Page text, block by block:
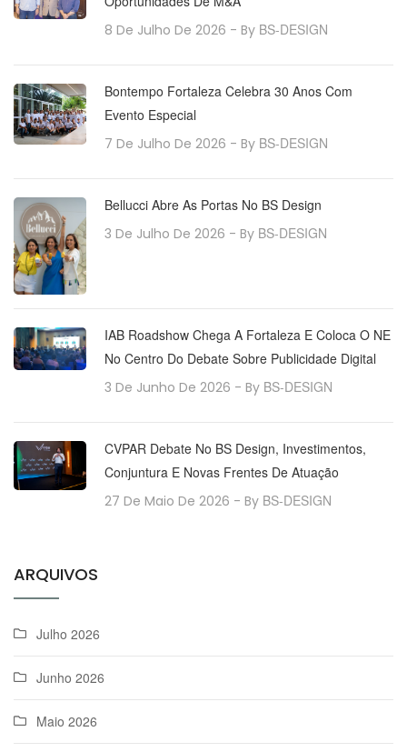
8 De Julho De 2026 - By BS-DESIGN
Bontempo Fortaleza Celebra 30 Anos Com
Evento Especial
7 De Julho De 2026 - By BS-DESIGN
Bellucci Abre As Portas No BS Design
3 De Julho De 2026 - By BS-DESIGN
IAB Roadshow Chega A Fortaleza E Coloca O NE
No Centro Do Debate Sobre Publicidade Digital
3 De Junho De 2026 - By BS-DESIGN
CVPAR Debate No BS Design, Investimentos,
Conjuntura E Novas Frentes De Atuação
27 De Maio De 2026 - By BS-DESIGN
ARQUIVOS
Julho 2026
Junho 2026
Maio 2026